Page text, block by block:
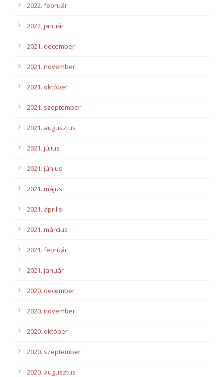
2022. február
2022. január
2021. december
2021. november
2021. október
2021. szeptember
2021. augusztus
2021. július
2021. június
2021. május
2021. április
2021. március
2021. február
2021. január
2020. december
2020. november
2020. október
2020. szeptember
2020. augusztus